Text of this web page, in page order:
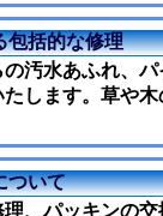
包括的な修理
汚水あふれ、
します。草や
ついて
、パッキンの